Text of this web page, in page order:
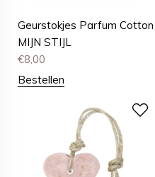
Geurstokjes Parfum Cotton
MIJN STIJL
€8,00
Bestellen